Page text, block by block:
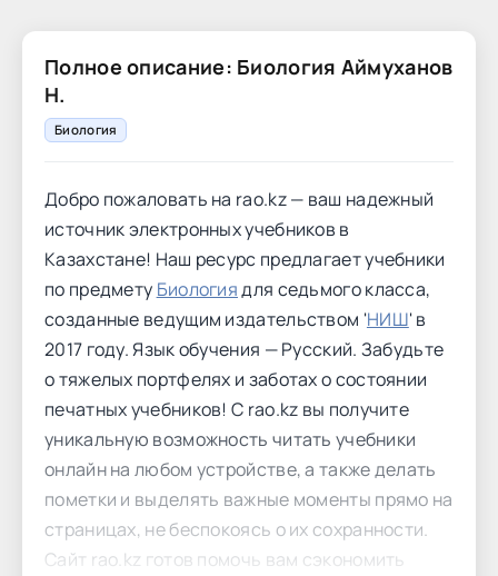
Полное описание: Биология Аймуханов
Н.
Биология
Добро пожаловать на rao.kz — ваш надежный
источник электронных учебников в
Казахстане! Наш ресурс предлагает учебники
по предмету Биологиядля седьмого класса,
созданные ведущим издательством 'НИШ' в
2017 году. Язык обучения — Русский. Забудьте
о тяжелых портфелях и заботах о состоянии
печатных учебников! С rao.kz вы получите
уникальную возможность читать учебники
онлайн на любом устройстве, а также делать
пометки и выделять важные моменты прямо на
страницах, не беспокоясь о их сохранности.
Сайт rao.kz готов помочь вам сэкономить